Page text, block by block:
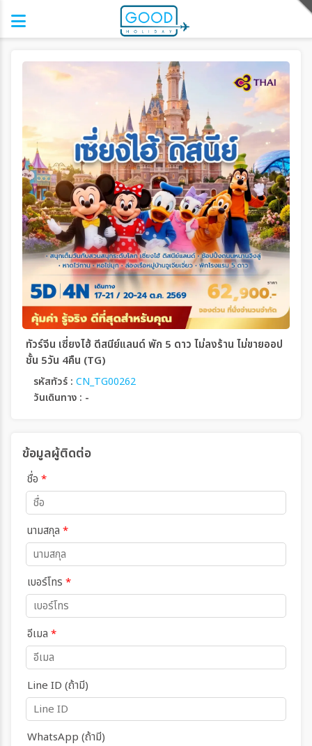
ทัวร์จีน เซี่ยงไฮ้ ดีสนีย์แลนด์ พัก 5 ดาว ไม่ลงร้าน ไม่ขายออป
ชั้น 5วัน 4คืน (TG)
รหัสทัวร์ : CN_TG00262
วันเดินทาง : -
ข้อมูลผู้ติดต่อ
ชื่อ *
นามสกุล *
เบอร์โทร *
อีเมล *
Line ID (ถ้ามี)
WhatsApp (ถ้ามี)